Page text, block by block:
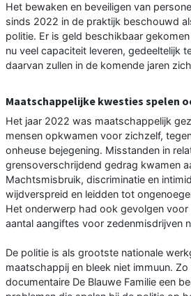
Het bewaken en beveiligen van
sinds 2022 in de praktijk beschouwd
politie. Er is geld beschikbaar
nu veel capaciteit leveren, gedeeltelijk
daarvan zullen in de komende jaren
Maatschappelijke kwesties spelen
Het jaar 2022 was maatschappelijk
mensen opkwamen voor zichzelf,
onheuse bejegening. Misstanden in
grensoverschrijdend gedrag kwamen
Machtsmisbruik, discriminatie en
wijdverspreid en leidden tot
Het onderwerp had ook gevolgen
aantal aangiftes voor zedenmisdrijven
De politie is als grootste nationale
maatschappij en bleek niet immuun.
documentaire De Blauwe Familie een